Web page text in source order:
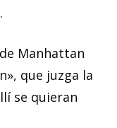
Manhattan
que juzga la
se quieran